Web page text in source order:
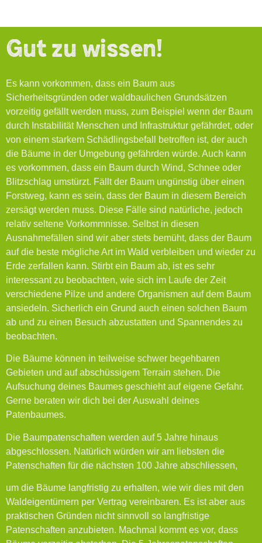
Gut zu wissen!
Es kann vorkommen, dass ein Baum aus
Sicherheitsgründen oder waldbaulichen Grundsätzen
vorzeitig gefällt werden muss, zum Beispiel wenn der Baum
durch Instabilität Menschen und Infrastruktur gefährdet, oder
von einem starkem Schädlingsbefall betroffen ist, der auch
die Bäume in der Umgebung gefährden würde. Auch kann
es vorkommen, dass ein Baum durch Wind, Schnee oder
Blitzschlag umstürzt. Fällt der Baum ungünstig über einen
Forstweg, kann es sein, dass der Baum in diesem Bereich
zersägt werden muss. Diese Fälle sind natürliche, jedoch
relativ seltene Vorkommnisse. Selbst in diesen
Ausnahmefällen sind wir aber stets bemüht, dass der Baum
auf die beste mögliche Art im Wald verbleiben und wieder zu
Erde zerfallen kann. Stirbt ein Baum ab, ist es sehr
interessant zu beobachten, wie sich im Laufe der Zeit
verschiedene Pilze und andere Organismen auf dem Baum
ansiedeln. Sicherlich ein Grund auch einen solchen Baum
ab und zu einen Besuch abzustatten und Spannendes zu
beobachten.
Die Bäume können in teilweise schwer begehbaren
Gebieten und auf abschüssigem Terrain stehen. Die
Aufsuchung deines Baumes geschieht auf eigene Gefahr.
Gerne beraten wir dich bei der Auswahl deines
Patenbaumes.
Die Baumpatenschaften werden auf 5 Jahre hinaus
abgeschlossen. Natürlich würden wir am liebsten die
Patenschaften für die nächsten 100 Jahre abschliessen,
um die Bäume langfristig zu erhalten, wie wir dies mit den
Waldeigentümern per Vertrag vereinbaren. Es ist aber aus
praktischen Gründen nicht sinnvoll so langfristige
Patenschaften anzubieten. Machmal kommt es vor, dass